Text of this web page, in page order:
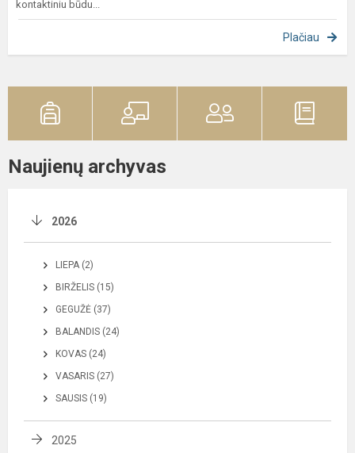
kontaktiniu būdu...
Plačiau
Naujienų archyvas
2026
LIEPA (2)
BIRŽELIS (15)
GEGUŽĖ (37)
BALANDIS (24)
KOVAS (24)
VASARIS (27)
SAUSIS (19)
2025